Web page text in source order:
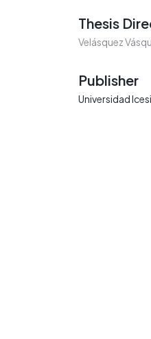
Thesis
Velásquez
Publisher
Universidad Icesi